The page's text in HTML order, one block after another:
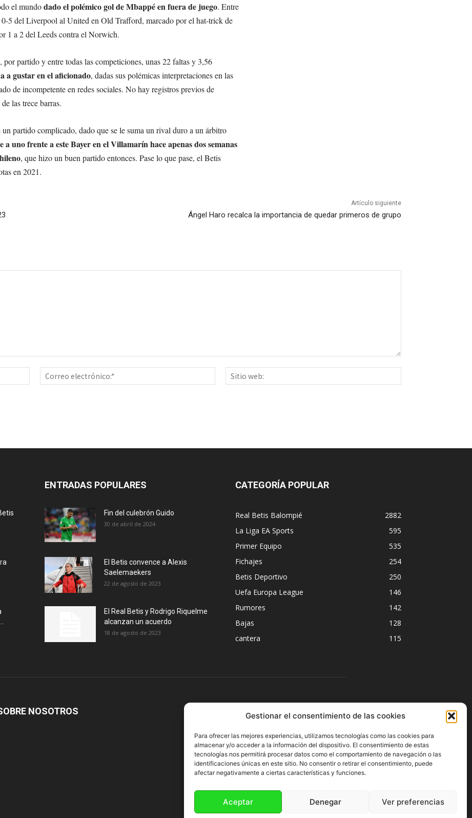
Gestionar el consentimiento de las cookies
Para ofrecer las mejores experiencias, utilizamos tecnologías como las cookies para
almacenar y/o acceder a la información del dispositivo. El consentimiento de estas
tecnologías nos permitirá procesar datos como el comportamiento de navegación o las
identificaciones únicas en este sitio. No consentir o retirar el consentimiento, puede
afectar negativamente a ciertas características y funciones.
Aceptar Denegar Ver preferencias
el mundodado el polémico gol de Mbappé en fuera de juego. Entre
5 del Liverpool al United en Old Trafford, marcado por el hat-trick de
1 a 2 del Leeds contra el Norwich.
por partido y entre todas las competiciones, unas 22 faltas y 3,56
a gustar en el aficionado, dadas sus polémicas interpretaciones en las
de incompetente en redes sociales. No hay registros previos de
las trece barras.
partido complicado, dado que se le suma un rival duro a un árbitro
uno frente a este Bayer en el Villamarín hace apenas dos semanas
, que hizo un buen partido entonces. Pase lo que pase, el Betis
en 2021.
Artículo siguiente
Ángel Haro recalca la importancia de quedar primeros de grupo
Nombre:*
Correo
electrónico:*
web:
ENTRADAS POPULARES
Fin del culebrón Guido
30 de abril de 2024
El Betis convence a Alexis
Saelemaekers
22 de agosto de 2023
El Real Betis y Rodrigo Riquelme
alcanzan un acuerdo
18 de agosto de 2023
CATEGORÍA POPULAR
Real Betis Balompié
2882
La Liga EA Sports
595
Primer Equipo
535
Fichajes
254
Betis Deportivo
250
Uefa Europa League
146
Rumores
142
Bajas
128
cantera
115
NOSOTROS SÍGUENOS